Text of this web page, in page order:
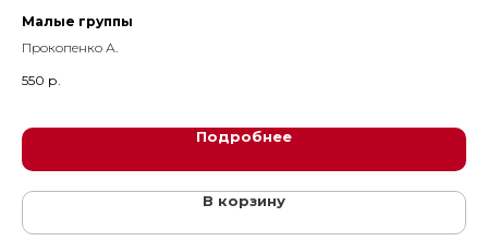
Малые группы
Прокопенко А.
550 р.
Подробнее
В корзину